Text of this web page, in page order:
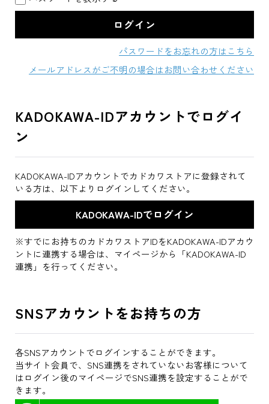
パスワードをお忘れの方はこちら
メールアドレスがご不明の場合はお問い合わせください
KADOKAWA-IDアカウントでログイ
ン
KADOKAWA-IDアカウントでカドカワストアに登録されて
いる方は、以下よりログインしてください。
※すでにお持ちのカドカワストアIDをKADOKAWA-IDアカウ
ントに連携する場合は、マイページから「KADOKAWA-ID
連携」を行ってください。
SNSアカウントをお持ちの方
各SNSアカウントでログインすることができます。
当サイト会員で、SNS連携をされていないお客様について
はログイン後のマイページでSNS連携を設定することがで
きます。